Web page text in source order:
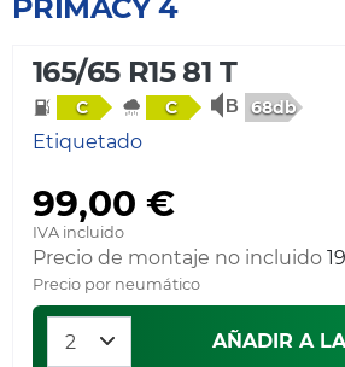
PRIMACY 4
165/65 R15 81 T
C C 68db
Etiquetado
99,00 €
IVA incluido
Precio de montaje no incluido
Precio por neumático
AÑADIR A